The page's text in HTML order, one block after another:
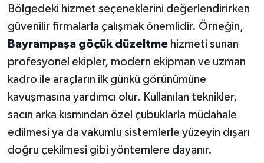
Bölgedeki hizmet seçeneklerini değerlendirirken
güvenilir firmalarla çalışmak önemlidir. Örneğin,
Bayrampaşa göçük düzeltmehizmeti sunan
profesyonel ekipler, modern ekipman ve uzman
kadro ile araçların ilk günkü görünümüne
kavuşmasına yardımcı olur. Kullanılan teknikler,
sacın arka kısmından özel çubuklarla müdahale
edilmesi ya da vakumlu sistemlerle yüzeyin dışarı
doğru çekilmesi gibi yöntemlere dayanır.